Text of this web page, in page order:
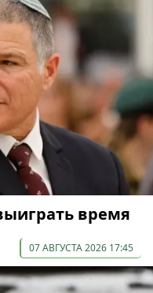
время
07 АВГУСТА 2026 17:45